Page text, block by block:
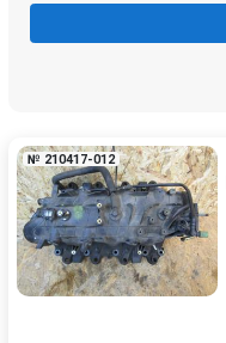
№ 210417-012